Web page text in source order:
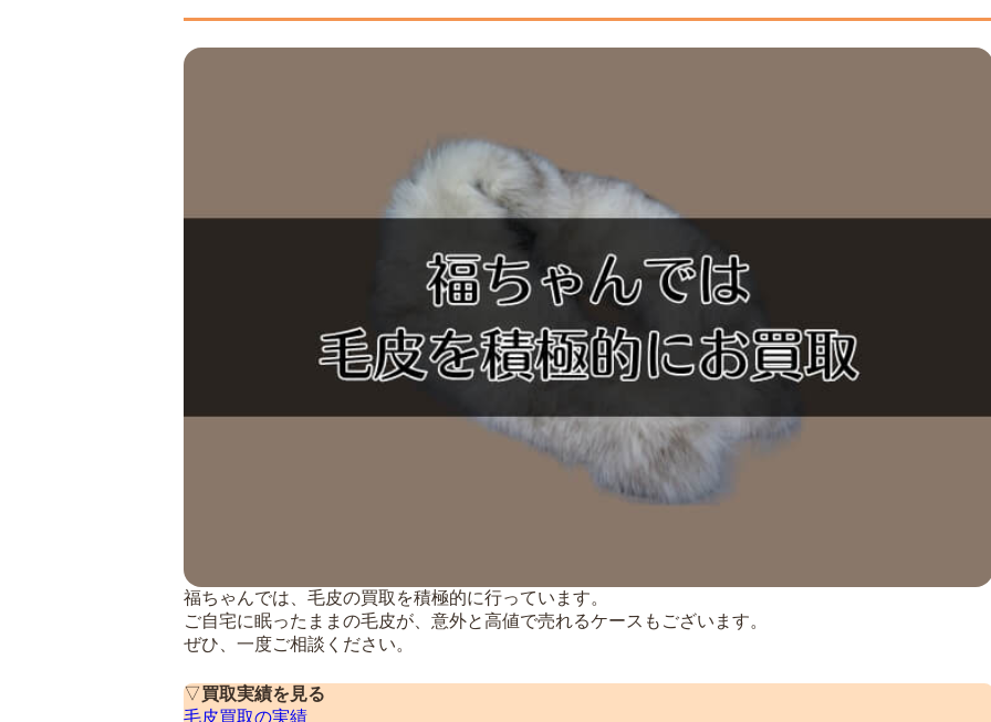
福ちゃんでは、毛皮の買取を積極的に行っています。
ご自宅に眠ったままの毛皮が、意外と高値で売れるケースもございます。
ぜひ、一度ご相談ください。
▽買取実績を見る
毛皮買取の実績